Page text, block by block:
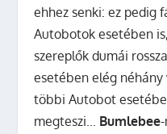
ehhez senki: ez pedig
Autobotok esetében
szereplők dumái
esetében elég
többi Autobot
megteszi… Bumlebee